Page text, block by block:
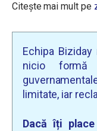
Citește mai mult pe
Echipa
nicio formă
limitate, iar
Dacă îți